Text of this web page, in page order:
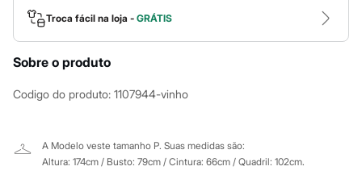
Acessórios
Bolsas
Bonés e Chapéus
Bijoux
Óculos
Relógios
Chinelos
Rasteirinhas
Troca fácil na loja - GRÁTIS
Sobre o produto
Codigo do produto: 1107944-vinho
A Modelo veste tamanho P. Suas medidas são:
Altura: 174cm / Busto: 79cm / Cintura: 66cm / Quadril: 102cm.